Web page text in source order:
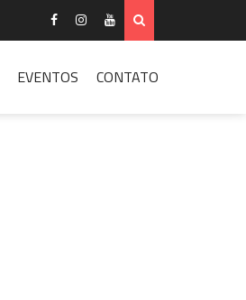
EVENTOS CONTATO